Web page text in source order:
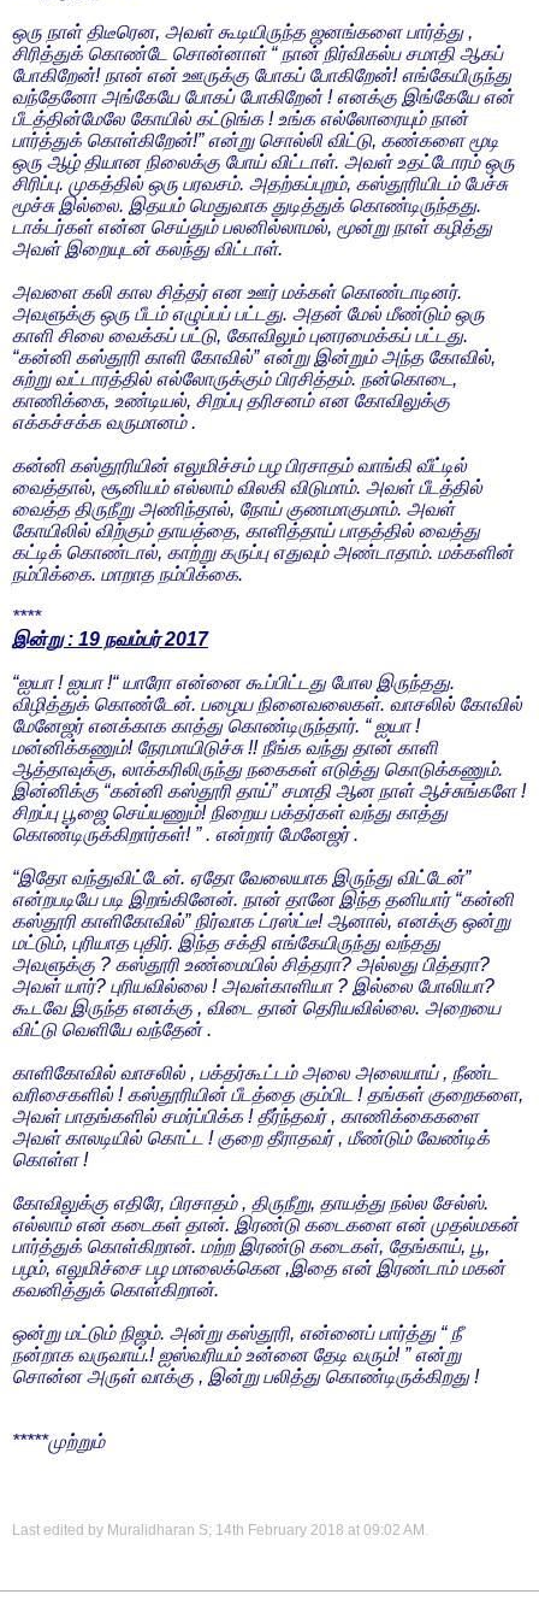
ஒரு நாள் திடீரென, அவள் கூடியிருந்த ஜனங்களை பார்த்து ,
சிரித்துக் கொண்டே சொன்னாள் “ நான் நிர்விகல்ப சமாதி ஆகப்
போகிறேன்! நான் என் ஊருக்கு போகப் போகிறேன்! எங்கேயிருந்து
வந்தேனோ அங்கேயே போகப் போகிறேன் ! எனக்கு இங்கேயே என்
பீடத்தின்மேலே கோயில் கட்டுங்க ! உங்க எல்லோரையும் நான்
பார்த்துக் கொள்கிறேன்!” என்று சொல்லி விட்டு, கண்களை மூடி
ஒரு ஆழ் தியான நிலைக்கு போய் விட்டாள். அவள் உதட்டோரம் ஒரு
சிரிப்பு. முகத்தில் ஒரு பரவசம். அதற்கப்புறம், கஸ்தூரியிடம் பேச்சு
மூச்சு இல்லை. இதயம் மெதுவாக துடித்துக் கொண்டிருந்தது.
டாக்டர்கள் என்ன செய்தும் பலனில்லாமல், மூன்று நாள் கழித்து
அவள் இறையுடன் கலந்து விட்டாள்.
அவளை கலி கால சித்தர் என ஊர் மக்கள் கொண்டாடினர்.
அவளுக்கு ஒரு பீடம் எழுப்பப் பட்டது. அதன் மேல் மீண்டும் ஒரு
காளி சிலை வைக்கப் பட்டு, கோவிலும் புனரமைக்கப் பட்டது.
“கன்னி கஸ்தூரி காளி கோவில்” என்று இன்றும் அந்த கோவில்,
சுற்று வட்டாரத்தில் எல்லோருக்கும் பிரசித்தம். நன்கொடை,
காணிக்கை, உண்டியல், சிறப்பு தரிசனம் என கோவிலுக்கு
எக்கச்சக்க வருமானம் .
கன்னி கஸ்தூரியின் எலுமிச்சம் பழ பிரசாதம் வாங்கி வீட்டில்
வைத்தால், சூனியம் எல்லாம் விலகி விடுமாம். அவள் பீடத்தில்
வைத்த திருநீறு அணிந்தால், நோய் குணமாகுமாம். அவள்
கோயிலில் விற்கும் தாயத்தை, காளித்தாய் பாதத்தில் வைத்து
கட்டிக் கொண்டால், காற்று கருப்பு எதுவும் அண்டாதாம். மக்களின்
நம்பிக்கை. மாறாத நம்பிக்கை.
****
இன்று : 19 நவம்பர் 2017
“ஐயா ! ஐயா !“ யாரோ என்னை கூப்பிட்டது போல இருந்தது.
விழித்துக் கொண்டேன். பழைய நினைவலைகள். வாசலில் கோவில்
மேனேஜர் எனக்காக காத்து கொண்டிருந்தார். “ ஐயா !
மன்னிக்கணும்! நேரமாயிடுச்சு !! நீங்க வந்து தான் காளி
ஆத்தாவுக்கு, லாக்கரிலிருந்து நகைகள் எடுத்து கொடுக்கணும்.
இன்னிக்கு “கன்னி கஸ்தூரி தாய்” சமாதி ஆன நாள் ஆச்சுங்களே !
சிறப்பு பூஜை செய்யணும்! நிறைய பக்தர்கள் வந்து காத்து
கொண்டிருக்கிறார்கள்! ” . என்றார் மேனேஜர் .
“இதோ வந்துவிட்டேன். ஏதோ வேலையாக இருந்து விட்டேன்”
என்றபடியே படி இறங்கினேன். நான் தானே இந்த தனியார் “கன்னி
கஸ்தூரி காளிகோவில்” நிர்வாக ட்ரஸ்ட்டீ! ஆனால், எனக்கு ஒன்று
மட்டும், புரியாத புதிர். இந்த சக்தி எங்கேயிருந்து வந்தது
அவளுக்கு ? கஸ்தூரி உண்மையில் சித்தரா? அல்லது பித்தரா?
அவள் யார்? புரியவில்லை ! அவள்காளியா ? இல்லை போலியா?
கூடவே இருந்த எனக்கு , விடை தான் தெரியவில்லை. அறையை
விட்டு வெளியே வந்தேன் .
காளிகோவில் வாசலில் , பக்தர்கூட்டம் அலை அலையாய் , நீண்ட
வரிசைகளில் ! கஸ்தூரியின் பீடத்தை கும்பிட ! தங்கள் குறைகளை,
அவள் பாதங்களில் சமர்ப்பிக்க ! தீர்ந்தவர் , காணிக்கைகளை
அவள் காலடியில் கொட்ட ! குறை தீராதவர் , மீண்டும் வேண்டிக்
கொள்ள !
கோவிலுக்கு எதிரே, பிரசாதம் , திருநீறு, தாயத்து நல்ல சேல்ஸ்.
எல்லாம் என் கடைகள் தான். இரண்டு கடைகளை என் முதல்மகன்
பார்த்துக் கொள்கிறான். மற்ற இரண்டு கடைகள், தேங்காய், பூ,
பழம், எலுமிச்சை பழ மாலைக்கென ,இதை என் இரண்டாம் மகன்
கவனித்துக் கொள்கிறான்.
ஒன்று மட்டும் நிஜம். அன்று கஸ்தூரி, என்னைப் பார்த்து “ நீ
நன்றாக வருவாய்.! ஐஸ்வரியம் உன்னை தேடி வரும்! ” என்று
சொன்ன அருள் வாக்கு , இன்று பலித்து கொண்டிருக்கிறது !
*****முற்றும்
Last edited by Muralidharan S; 14th February 2018 at 09:02 AM .